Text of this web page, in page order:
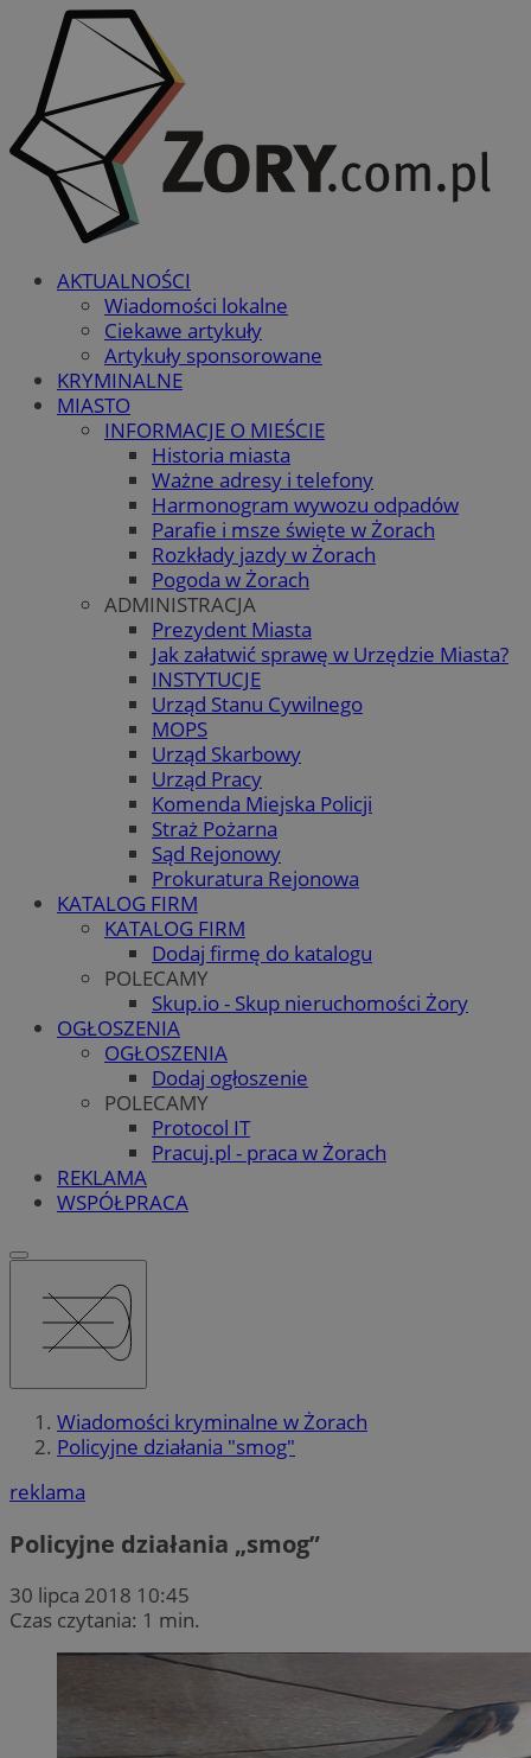
AKTUALNOŚCI
Wiadomości lokalne
Ciekawe artykuły
Artykuły sponsorowane
KRYMINALNE
MIASTO
INFORMACJE O MIEŚCIE
Historia miasta
Ważne adresy i telefony
Harmonogram wywozu odpadów
Parafie i msze święte w Żorach
Rozkłady jazdy w Żorach
Pogoda w Żorach
ADMINISTRACJA
Prezydent Miasta
Jak załatwić sprawę w Urzędzie Miasta?
INSTYTUCJE
Urząd Stanu Cywilnego
MOPS
Urząd Skarbowy
Urząd Pracy
Komenda Miejska Policji
Straż Pożarna
Sąd Rejonowy
Prokuratura Rejonowa
KATALOG FIRM
KATALOG FIRM
Dodaj firmę do katalogu
POLECAMY
Skup.io - Skup nieruchomości Żory
OGŁOSZENIA
OGŁOSZENIA
Dodaj ogłoszenie
POLECAMY
Protocol IT
Pracuj.pl - praca w Żorach
REKLAMA
WSPÓŁPRACA
Wiadomości kryminalne w Żorach
Policyjne działania "smog"
reklama
Policyjne działania „smog”
30 lipca 2018 10:45
Czas czytania: 1 min.